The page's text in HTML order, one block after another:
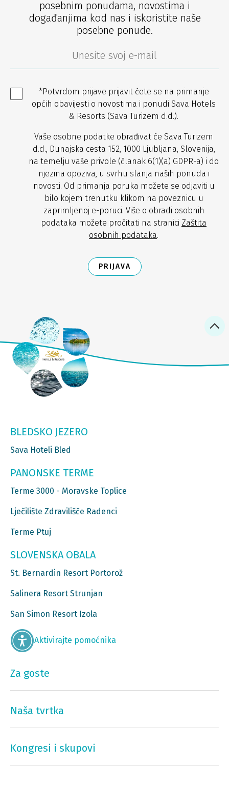
posebnim ponudama, novostima i
događanjima kod nas i iskoristite naše
posebne ponude.
*Potvrdom prijave prijavit ćete se na primanje
općih obavijesti o novostima i ponudi Sava Hotels
& Resorts (Sava Turizem d.d.).
Vaše osobne podatke obrađivat će Sava Turizem
d.d., Dunajska cesta 152, 1000 Ljubljana, Slovenija,
na temelju vaše privole (članak 6(1)(a) GDPR-a) i do
njezina opoziva, u svrhu slanja naših ponuda i
novosti. Od primanja poruka možete se odjaviti u
bilo kojem trenutku klikom na poveznicu u
zaprimljenoj e-poruci. Više o obradi osobnih
podataka možete pročitati na stranici Zaštita
osobnih podataka.
PRIJAVA
BLEDSKO JEZERO
Sava Hoteli Bled
PANONSKE TERME
Terme 3000 - Moravske Toplice
Lječilište Zdravilišče Radenci
Terme Ptuj
SLOVENSKA OBALA
St. Bernardin Resort Portorož
Salinera Resort Strunjan
San Simon Resort Izola
Aktivirajte pomoćnika
Za goste
Naša tvrtka
Kongresi i skupovi